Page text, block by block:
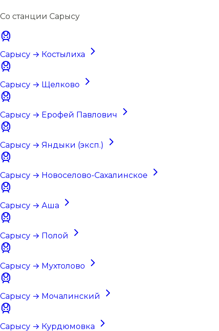
Со станции Сарысу
Сарысу → Костылиха
Сарысу → Щелково
Сарысу → Ерофей Павлович
Сарысу → Яндыки (эксп.)
Сарысу → Новоселово-Сахалинское
Сарысу → Аша
Сарысу → Полой
Сарысу → Мухтолово
Сарысу → Мочалинский
Сарысу → Курдюмовка